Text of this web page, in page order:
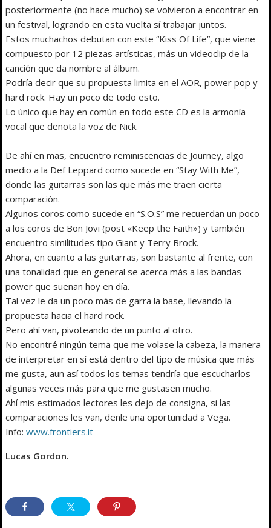
posteriormente (no hace mucho) se volvieron a encontrar en
un festival, logrando en esta vuelta sí trabajar juntos.
Estos muchachos debutan con este “Kiss Of Life”, que viene
compuesto por 12 piezas artísticas, más un videoclip de la
canción que da nombre al álbum.
Podría decir que su propuesta limita en el AOR, power pop y
hard rock. Hay un poco de todo esto.
Lo único que hay en común en todo este CD es la armonía
vocal que denota la voz de Nick.
De ahí en mas, encuentro reminiscencias de Journey, algo
medio a la Def Leppard como sucede en “Stay With Me”,
donde las guitarras son las que más me traen cierta
comparación.
Algunos coros como sucede en “S.O.S” me recuerdan un poco
a los coros de Bon Jovi (post «Keep the Faith») y también
encuentro similitudes tipo Giant y Terry Brock.
Ahora, en cuanto a las guitarras, son bastante al frente, con
una tonalidad que en general se acerca más a las bandas
power que suenan hoy en día.
Tal vez le da un poco más de garra la base, llevando la
propuesta hacia el hard rock.
Pero ahí van, pivoteando de un punto al otro.
No encontré ningún tema que me volase la cabeza, la manera
de interpretar en sí está dentro del tipo de música que más
me gusta, aun así todos los temas tendría que escucharlos
algunas veces más para que me gustasen mucho.
Ahí mis estimados lectores les dejo de consigna, si las
comparaciones les van, denle una oportunidad a Vega.
Info:www.frontiers.it
Lucas Gordon.